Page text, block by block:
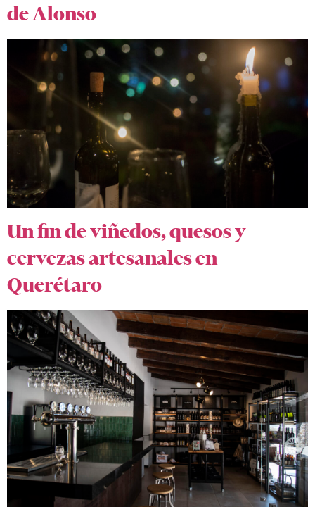
de Alonso
Un fin de viñedos, quesos y
cervezas artesanales en
Querétaro